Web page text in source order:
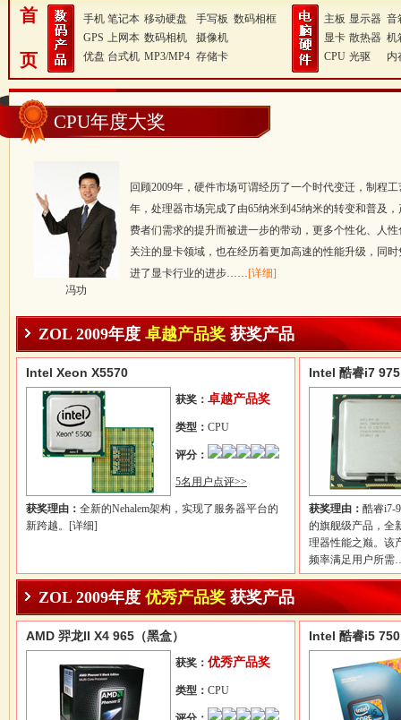
首
页
手机 笔记本 移动硬盘 手写板 数码相框
GPS 上网本 数码相机
摄像机
优盘 台式机 MP3/MP4 存储卡
主板 显示器 音
显卡 散热器 机
CPU 光驱 内
CPU年度大奖
回顾2009年，硬件市场可谓经历了一个时代变迁，制程
年，处理器市场完成了由65纳米到45纳米的转变和普及
费者们需求的提升而被进一步的带动，更多个性化、人
关注的显卡领域，也在经历着更加高速的性能升级，同
进了显卡行业的进步……[详细]
冯功
ZOL 2009年度 卓越产品奖 获奖产品
Intel Xeon X5570
获奖： 卓越产品奖
类型： CPU
评分：
5名用户点评>>
获奖理由： 全新的Nehalem架构，实现了服务器平台的
新跨越。 [详细]
Intel 酷睿i7
获奖理由： 酷睿i7-
的旗舰级产品，全
理器性能之巅。该
频率满足用户所
ZOL 2009年度 优秀产品奖 获奖产品
AMD 羿龙II X4 965（黑盒）
获奖： 优秀产品奖
类型： CPU
Intel 酷睿i5